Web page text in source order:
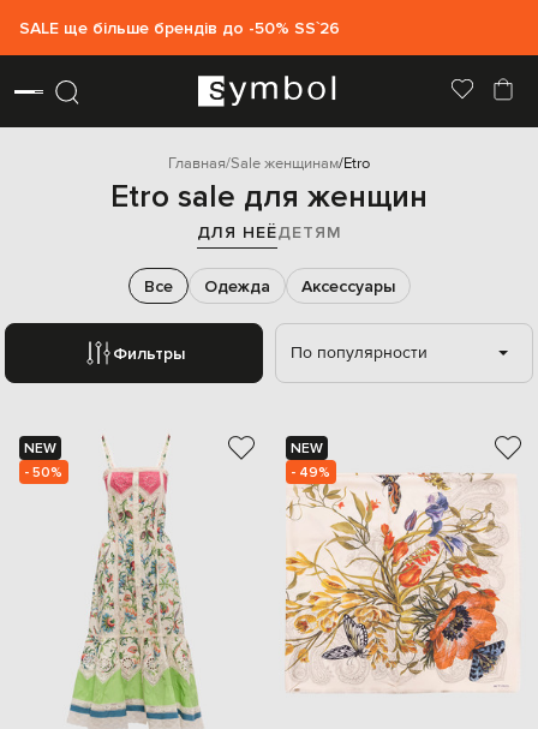
SALE ще більше брендів до -50% SS`26
Главная Sale женщинам Etro
Etro sale для женщин
ДЛЯ НЕЁДЕТЯМ
Фильтры
Все Одежда Аксессуары
По популярности
NEW
- 50%
NEW
- 49%